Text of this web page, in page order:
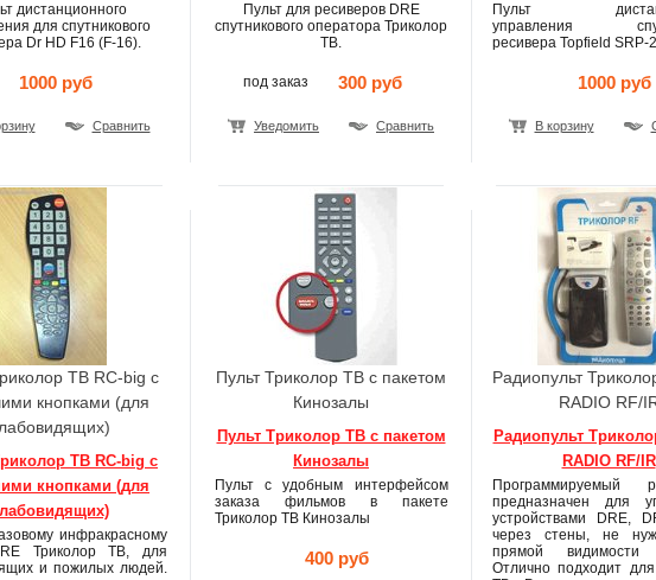
дистанционного
для спутникового
Dr HD F16 (F-16).
1000 руб
Сравнить
Пульт для ресиверов DRE
спутникового оператора Триколор
ТВ.
под заказ 300 руб
Уведомить Сравнить
Пульт
управления
ресивера Topfield SRP-
1000 руб
В корзину
ТВ RC-big с
кнопками (для
ТВ RC-big с
кнопками (для
инфракрасному
Триколор ТВ, для
и пожилых людей.
Пульт Триколор ТВ с пакетом
Кинозалы
Пульт Триколор ТВ с пакетом
Кинозалы
Пульт с удобным интерфейсом
заказа фильмов в пакете
Триколор ТВ Кинозалы
400 руб
Радиопульт
RADIO RF/
Радиопульт
RADIO RF/IR
Программируемый
предназначен для
устройствами DRE,
через стены, не
прямой видимости
Отлично подходит